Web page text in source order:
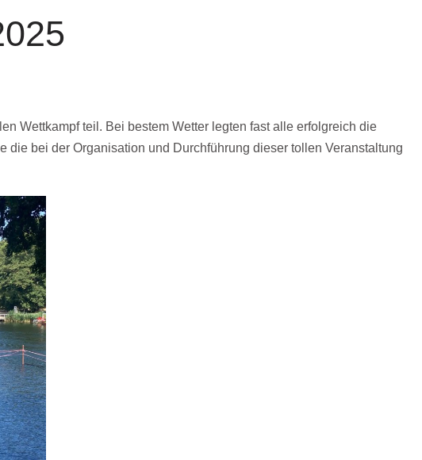
Wettkampf teil. Bei bestem Wetter legten fast alle erfolgreich die
bei der Organisation und Durchführung dieser tollen Veranstaltung